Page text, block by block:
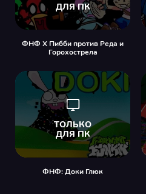
ФНФ X Пибби против Реда и
Горохострела
ФНФ: Доки Глюк